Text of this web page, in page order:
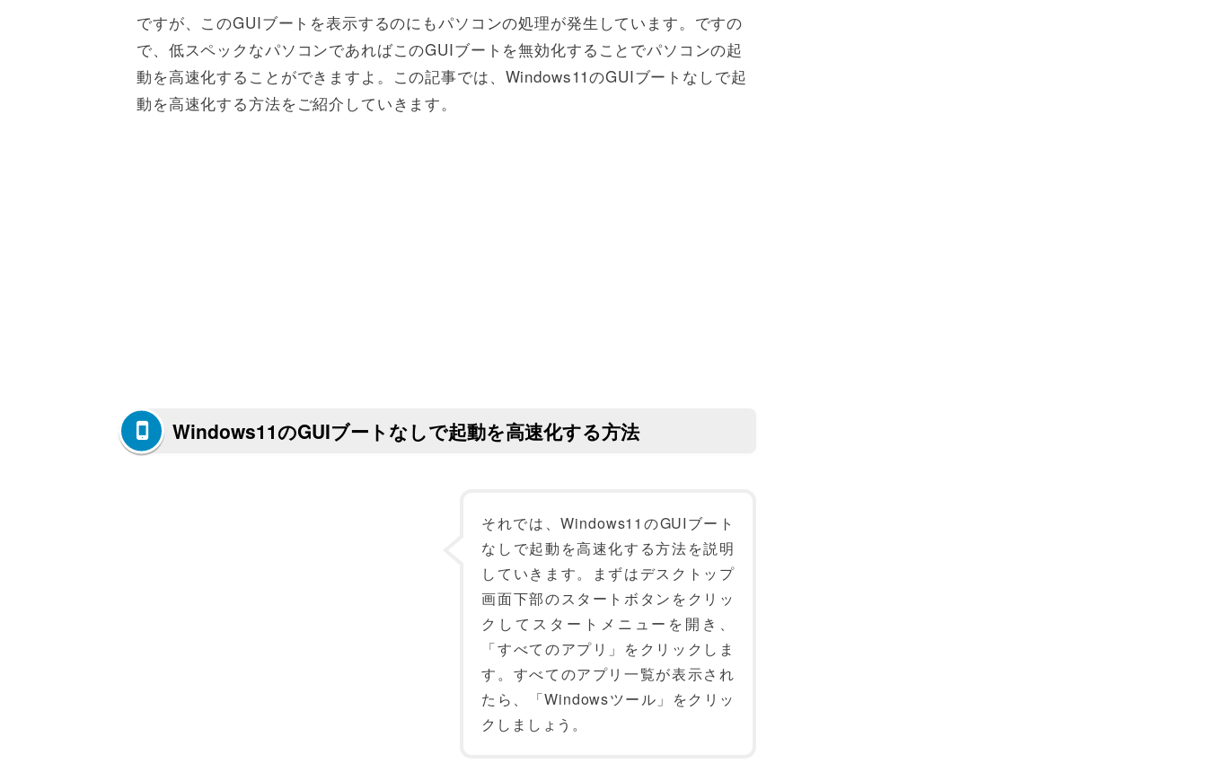
ですが、このGUIブートを表示するのにもパソコンの処理が発生しています。ですの
で、低スペックなパソコンであればこのGUIブートを無効化することでパソコンの起
動を高速化することができますよ。この記事では、Windows11のGUIブートなしで起
動を高速化する方法をご紹介していきます。
Windows11のGUIブートなしで起動を高速化する方法
それでは、Windows11のGUIブート
なしで起動を高速化する方法を説明
していきます。まずはデスクトップ
画面下部のスタートボタンをクリッ
クしてスタートメニューを開き、
「すべてのアプリ」をクリックしま
す。すべてのアプリ一覧が表示され
たら、「Windowsツール」をクリッ
クしましょう。